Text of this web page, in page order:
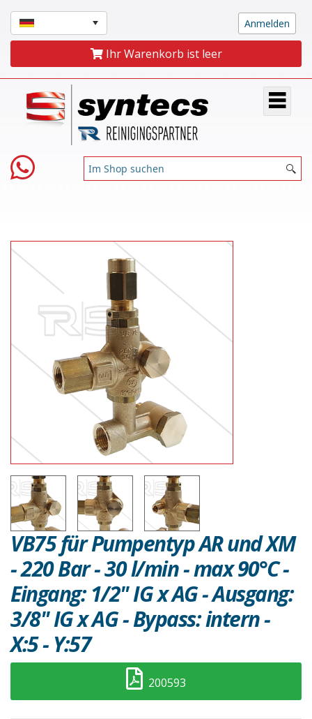
Ihr Warenkorb ist leer
VB75 für Pumpentyp AR und XM
- 220 Bar - 30 l/min - max 90°C -
Eingang: 1/2" IG x AG - Ausgang:
3/8" IG x AG - Bypass: intern -
X:5 - Y:57
200593